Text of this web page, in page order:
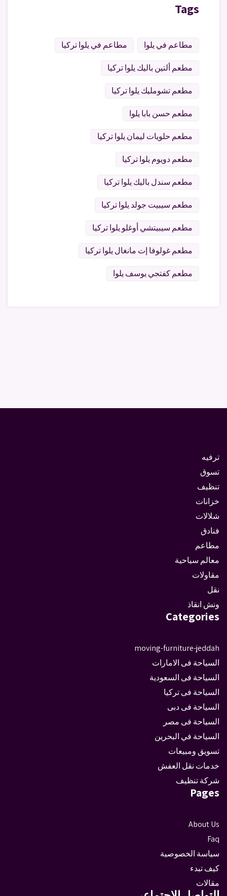
Tags
مطاعم في يلوا مطاعم في يلوا تركيا
مطعم ألتين باليك يلوا تركيا
مطعم تشومليك يلوا تركيا
مطعم حسن بابا يلوا
مطعم حلويات ليمان يلوا تركيا
مطعم دويوم يلوا تركيا
مطعم سندل باليك يلوا تركيا
مطعم سيبيت جولد يلوا تركيا
مطعم سيبيتشي أوغلو يلوا تركيا
مطعم غولوفا إت مانغال يلوا تركيا
مطعم كفتجي يوسف يلوا
ترفيه
تسوق
تنظيف
خزانات
شلالات
فنادق
مطاعم
معالم سياحية
مقاولات
نقل
ونش انقاذ
Categories
moving-furniture-jeddah
السياحة فى الامارات
السياحة فى السعودية
السياحة فى تركيا
السياحة فى دبى
السياحة فى مصر
السياحة في البحرين
تسويق ومبيعات
خدمات نقل العفش
شركة تنظيف
Pages
About Us
Faq
سياسة الخصوصية
كيف تبدء
مقالات